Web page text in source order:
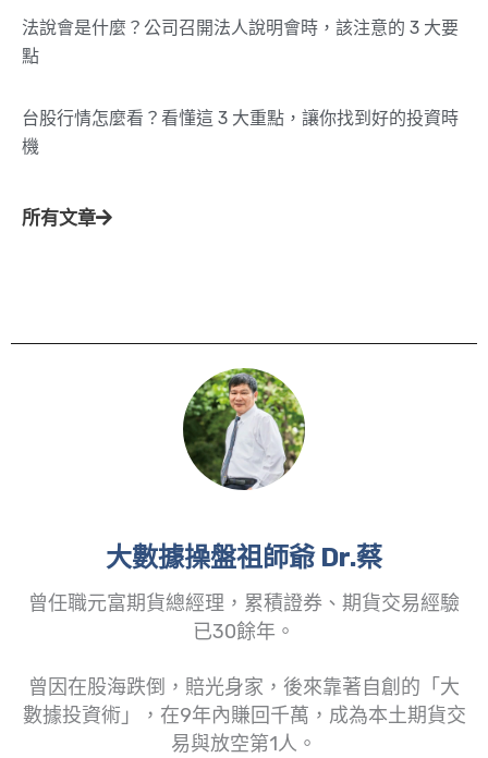
法說會是什麼？公司召開法人說明會時，該注意的 3 大要
點
台股行情怎麼看？看懂這 3 大重點，讓你找到好的投資時
機
所有文章
大數據操盤祖師爺 Dr.蔡
曾任職元富期貨總經理，累積證券、期貨交易經驗
已30餘年。
曾因在股海跌倒，賠光身家，後來靠著自創的「大
數據投資術」，在9年內賺回千萬，成為本土期貨交
易與放空第1人。